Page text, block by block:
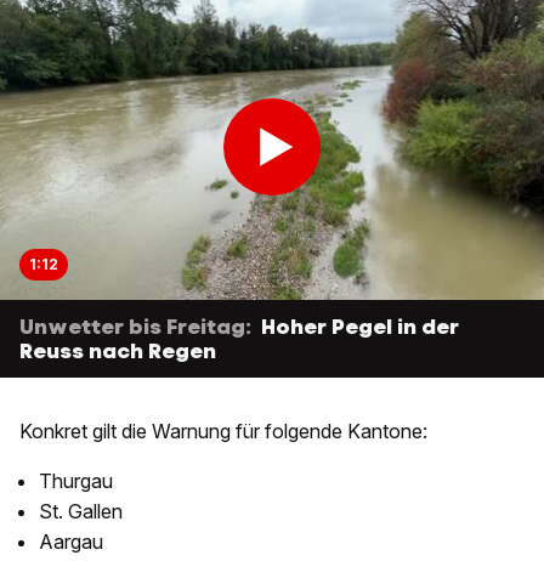
1:12
Unwetter bis Freitag: Hoher Pegel in der
Reuss nach Regen
Konkret gilt die Warnung für folgende Kantone:
Thurgau
St. Gallen
Aargau